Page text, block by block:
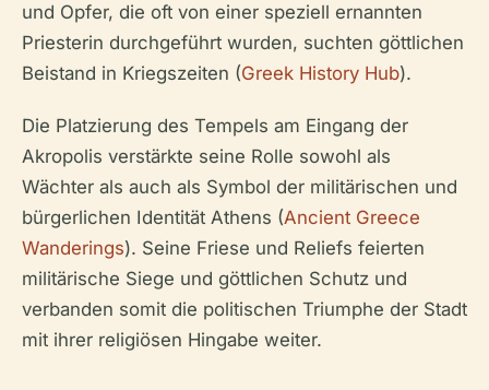
und Opfer, die oft von einer speziell ernannten
Priesterin durchgeführt wurden, suchten göttlichen
Beistand in Kriegszeiten (Greek History Hub).
Die Platzierung des Tempels am Eingang der
Akropolis verstärkte seine Rolle sowohl als
Wächter als auch als Symbol der militärischen und
bürgerlichen Identität Athens (Ancient Greece
Wanderings). Seine Friese und Reliefs feierten
militärische Siege und göttlichen Schutz und
verbanden somit die politischen Triumphe der Stadt
mit ihrer religiösen Hingabe weiter.